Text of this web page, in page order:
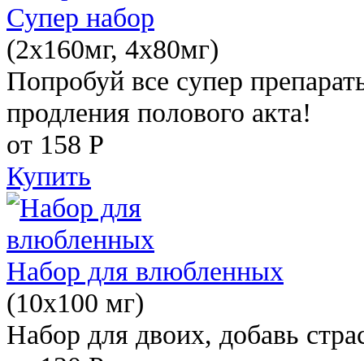
Супер набор
(2х160мг, 4х80мг)
Попробуй все супер
продления полового акта!
от 158 Р
Купить
Набор для влюбленных
(10х100 мг)
Набор для двоих, добавь